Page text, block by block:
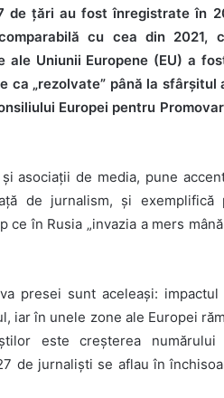
de țări au fost înregistrate în
cu cea din 2021,
ale Uniunii Europene (EU) a
ca „rezolvate” până la sfârșitul
Europei pentru
asociații de media, pune
de jurnalism, și exemplifică
în Rusia „invazia a mers
presei sunt aceleași: impactul
iar în unele zone ale Europei
este creșterea
de jurnaliști se aflau în